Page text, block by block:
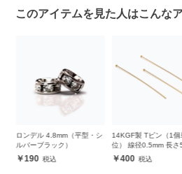
このアイテムを見た人はこんな
ロンデル 4.8mm（平型・シ
ルバーブラック）
190
14KGF製 Tピン（1個
位） 線径0.5mm 長さ
400